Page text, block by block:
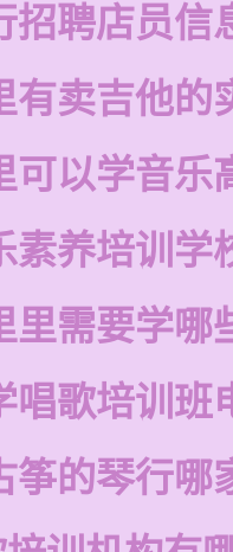
招聘店员信
有卖吉他的
可以学音乐
素养培训学
里需要学哪
唱歌培训班
筝的琴行哪